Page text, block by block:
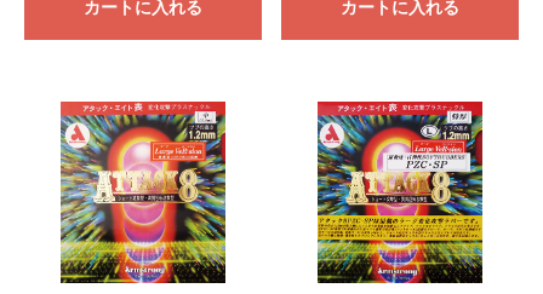
カートに入れる カートに入れる